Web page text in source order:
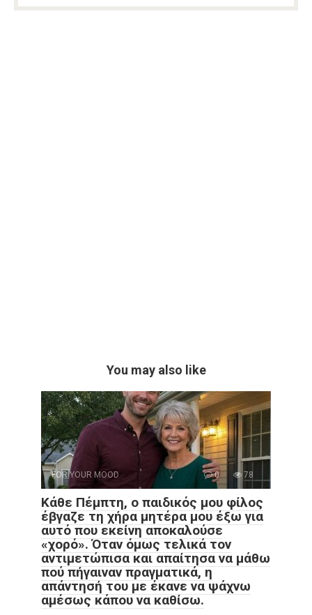
You may also like
FOR YOUR MOOD 0 78
Κάθε Πέμπτη, ο παιδικός μου φίλος
έβγαζε τη χήρα μητέρα μου έξω για
αυτό που εκείνη αποκαλούσε
«χορό». Όταν όμως τελικά τον
αντιμετώπισα και απαίτησα να μάθω
πού πήγαιναν πραγματικά, η
απάντησή του με έκανε να ψάχνω
αμέσως κάπου να καθίσω.